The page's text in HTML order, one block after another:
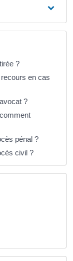
?
en cas
?
pénal ?
civil ?